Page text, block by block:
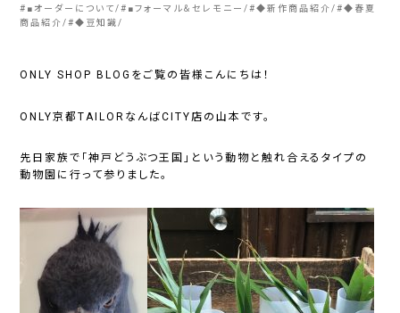
# ■オーダーについて # ■フォーマル＆セレモニー #◆新作商品紹介 #◆春夏
商品紹介 #◆豆知識
ONLY SHOP BLOGをご覧の皆様こんにちは！
ONLY京都TAILORなんばCITY店の山本です。
先日家族で「神戸どうぶつ王国」という動物と触れ合えるタイプの
動物園に行って参りました。